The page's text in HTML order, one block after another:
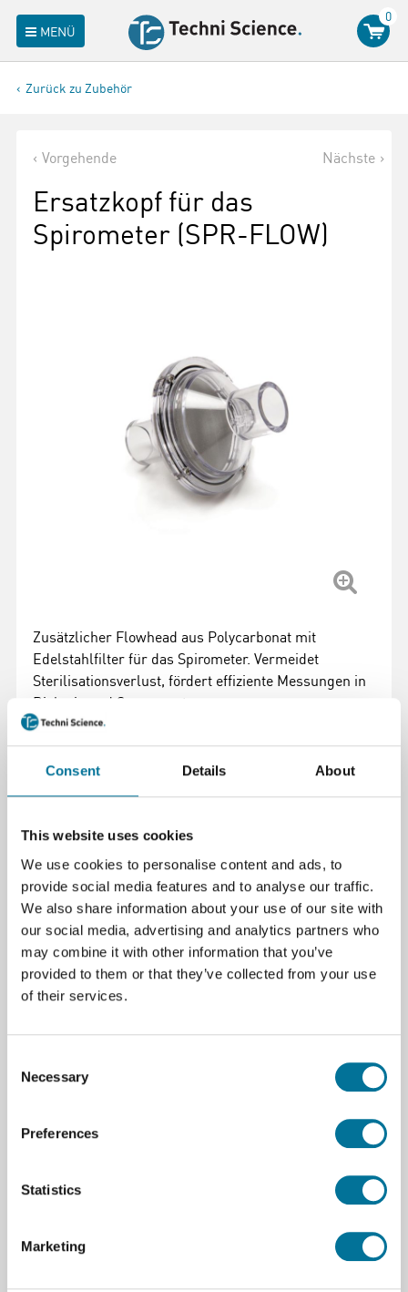
Consent Details About
This website uses cookies
We use cookies to personalise content and ads, to
provide social media features and to analyse our traffic.
We also share information about your use of our site with
our social media, advertising and analytics partners who
may combine it with other information that you’ve
provided to them or that they’ve collected from your use
of their services.
Selection
Necessary
Preferences
Statistics
Marketing
MENÜ
0
Zurück zu Zubehör
Vorgehende Nächste
Ersatzkopf für das
Spirometer (SPR-FLOW)
Zusätzlicher Flowhead aus Polycarbonat mit
Edelstahlfilter für das Spirometer. Vermeidet
Sterilisationsverlust, fördert effiziente Messungen in
Biologie und Sensorsystemen.
Weiterlesen
Artikelnummer : 100223
113,12 €
Zum Warenkorb hinzufügen
Beschreibung
Ein Ersatzkopf verhindert den Ausfall der
Originalkopfes. Der Kopf besteht aus Polykarbonat
mit einem Gewebe aus rostfreiem Stahl.